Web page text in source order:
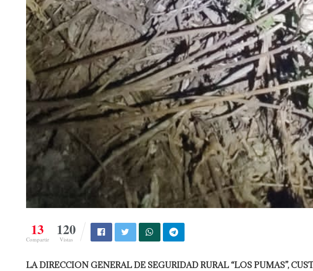
13
Compartir
120
Vistas
LA DIRECCION GENERAL DE SEGURIDAD RURAL “LOS PUMAS”,